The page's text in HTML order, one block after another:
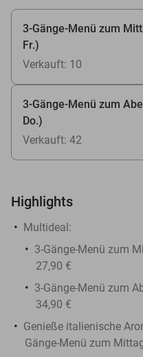
3-Gänge-Menü zum
Fr.)
Verkauft: 10
3-Gänge-Menü zum
Do.)
Verkauft: 42
Highlights
Multideal:
3-Gänge-Menü zum
27,90 €
3-Gänge-Menü zum
34,90 €
Genieße italienische
Gänge-Menü zum